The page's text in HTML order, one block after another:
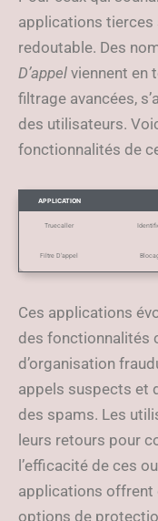
applications tierces
redoutable. Des
D’appel viennent en
filtrage avancées,
des utilisateurs.
fonctionnalités de
APPLICATION
Truecaller
Filtre D’appel
Ces applications
des fonctionnalités
d’organisation
appels suspects et
des spams. Les
leurs retours pour
l’efficacité de ces
applications offrent
options de